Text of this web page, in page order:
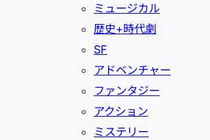
ミュージカル
歴史+時代劇
SF
アドベンチャー
ファンタジー
アクション
ミステリー